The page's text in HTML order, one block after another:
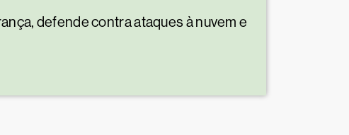
defende contra ataques à nuvem e